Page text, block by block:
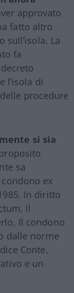
approvato
fatto altro
sull’isola. La
fa
l’isola di
procedure
si sia
sa
ex
In diritto
il
Il condono
dalle norme
Conte,
e un